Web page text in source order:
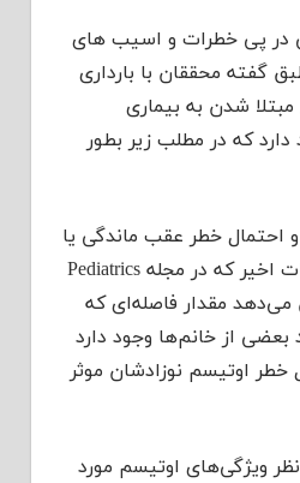
در پی خطرات و اسیب های
گفته محققان با بارداری
شدن به بیماری
که در مطلب زیر بطور
احتمال خطر عقب ماندگی یا
اوتیسم. یکی از مطالعات اخیر که در مجله Pediatrics
مقدار فاصله‌ای که
بعضی از خانم‌ها وجود دارد
خطر اوتیسم نوزادشان موثر
نظر ویژگی‌های اوتیسم مورد